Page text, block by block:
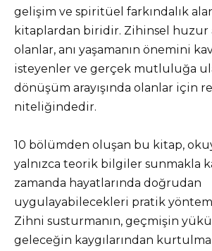
gelişim ve spiritüel farkındalık
kitaplardan biridir. Zihinsel huzur
olanlar, anı yaşamanın önemini
isteyenler ve gerçek mutluluğa
dönüşüm arayışında olanlar için
niteliğindedir.
10 bölümden oluşan bu kitap,
yalnızca teorik bilgiler sunmakla
zamanda hayatlarında doğrudan
uygulayabilecekleri pratik
Zihni susturmanın, geçmişin
geleceğin kaygılarından